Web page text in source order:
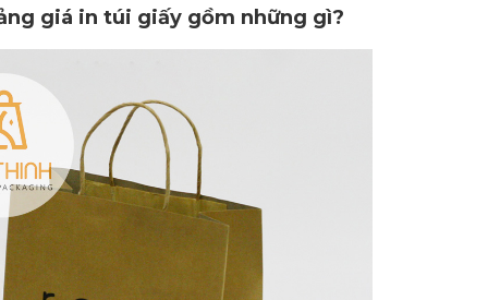
giá in túi giấy gồm những gì?